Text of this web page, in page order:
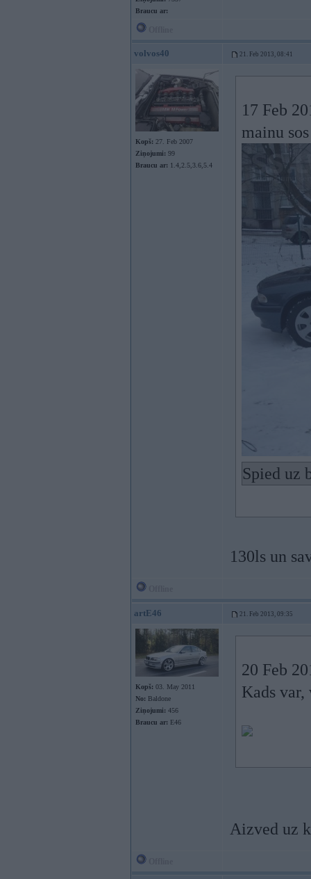
Braucu ar:
volvos40 21. Feb 2013, 08:41
Kopš: 27. Feb 2007
Ziņojumi: 99
Braucu ar: 1.4,2.5,3.6,5.4
17 Feb
mainu
Spied uz
130ls un
artE46 21. Feb 2013, 09:35
Kopš: 03. May 2011
No: Baldone
Ziņojumi: 456
Braucu ar: E46
20 Feb
Kads
Aizved uz